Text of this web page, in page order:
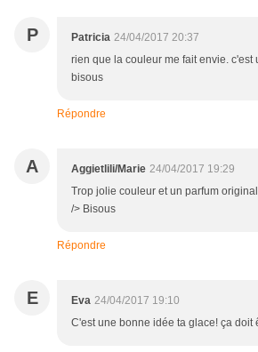
P Patricia 24/04/2017 20:37
rien que la couleur me fait envie. c'est
bisous
Répondre
A Aggietlili/Marie 24/04/2017 19:29
Trop jolie couleur et un parfum
/> Bisous
Répondre
E Eva 24/04/2017 19:10
C'est une bonne idée ta glace! ça doit